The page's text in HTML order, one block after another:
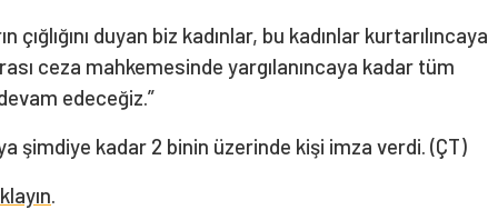
çığlığını duyan biz kadınlar, bu kadınlar kurtarılıncaya
ceza mahkemesinde yargılanıncaya kadar tüm
edeceğiz.”
şimdiye kadar 2 binin üzerinde kişi imza verdi. (ÇT)
.